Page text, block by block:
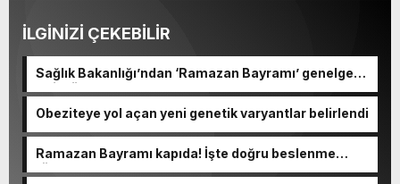
İLGİNİZİ ÇEKEBİLİR
Sağlık Bakanlığı’ndan ‘Ramazan Bayramı’ genelgesi!
81 il nöbete geçecek
Obeziteye yol açan yeni genetik varyantlar belirlendi
Ramazan Bayramı kapıda! İşte doğru beslenme
tüyoları…